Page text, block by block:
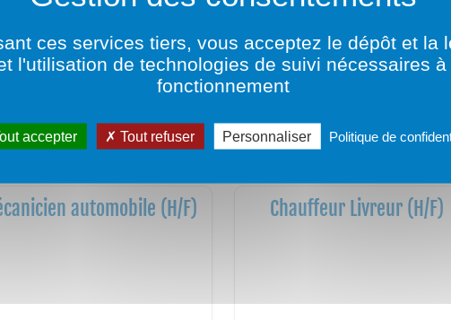
Nos offres similaires
automobile (H/F) Chauffeur Livreur (H/F)
ces services tiers, vous acceptez le dépôt et la
l'utilisation de technologies de suivi nécessaires à
fonctionnement
accepter Tout refuser Personnaliser Politique de